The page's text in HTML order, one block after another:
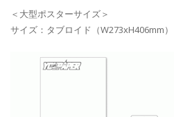
＜大型ポスターサイズ＞
サイズ：タブロイド（W273xH406mm）